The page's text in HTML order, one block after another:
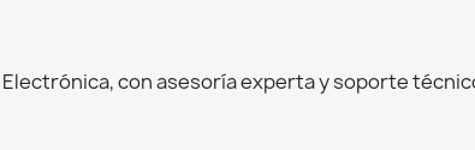
con asesoría experta y soporte